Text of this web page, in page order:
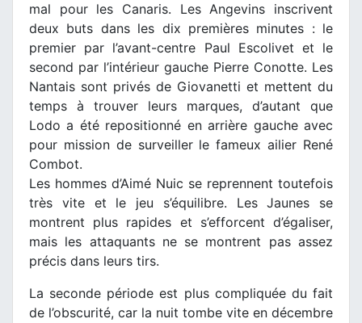
mal pour les Canaris. Les Angevins inscrivent
deux buts dans les dix premières minutes : le
premier par l’avant-centre Paul Escolivet et le
second par l’intérieur gauche Pierre Conotte. Les
Nantais sont privés de Giovanetti et mettent du
temps à trouver leurs marques, d’autant que
Lodo a été repositionné en arrière gauche avec
pour mission de surveiller le fameux ailier René
Combot.
Les hommes d’Aimé Nuic se reprennent toutefois
très vite et le jeu s’équilibre. Les Jaunes se
montrent plus rapides et s’efforcent d’égaliser,
mais les attaquants ne se montrent pas assez
précis dans leurs tirs.
La seconde période est plus compliquée du fait
de l’obscurité, car la nuit tombe vite en décembre